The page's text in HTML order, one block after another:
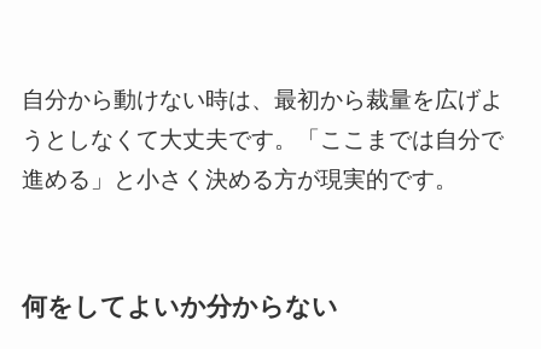
自分から動けない時は、最初から裁量を広げよ
うとしなくて大丈夫です。「ここまでは自分で
進める」と小さく決める方が現実的です。
何をしてよいか分からない